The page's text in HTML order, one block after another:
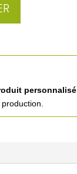
personnalisé
production.